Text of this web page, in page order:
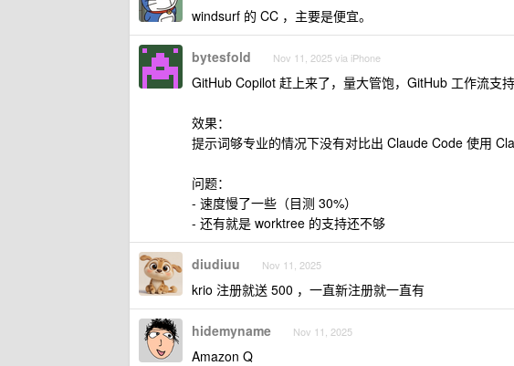
windsurf 的 CC ，主要是便宜。
bytesfold Nov 11, 2025 via iPhone
GitHub Copilot 赶上来了，量大管饱，GitHub 工作流支持
效果：
提示词够专业的情况下没有对比出 Claude Code 使用
问题：
- 速度慢了一些（目测 30%）
- 还有就是 worktree 的支持还不够
diudiuu Nov 11, 2025
krio 注册就送 500 ，一直新注册就一直有
hidemyname Nov 11, 2025
Amazon Q